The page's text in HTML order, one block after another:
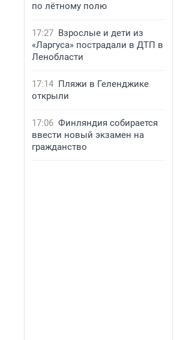
по лётному полю
17:27 Взрослые и дети из
«Ларгуса» пострадали в ДТП в
Ленобласти
17:14 Пляжи в Геленджике
открыли
17:06 Финляндия собирается
ввести новый экзамен на
гражданство